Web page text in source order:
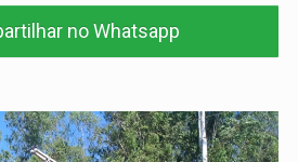
no Whatsapp